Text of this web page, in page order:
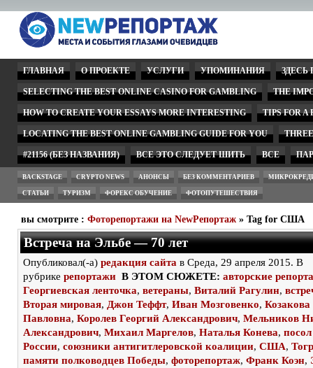
ГЛАВНАЯ О ПРОЕКТЕ УСЛУГИ УПОМИНАНИЯ
SELECTING THE BEST ONLINE CASINO FOR GAMBLING THE
HOW TO CREATE YOUR ESSAYS MORE INTERESTING TIPS FOR A
LOCATING THE BEST ONLINE GAMBLING GUIDE FOR YOU
#21156 (БЕЗ НАЗВАНИЯ) ВСЕ ЭТО СЛЕДУЕТ ШИТЬ ВСЕ
BACKSTAGE CRYPTO NEWS АНОНСЫ БЕЗ КОММЕНТАРИЕВ
СТАТЬИ ТУРИЗМ ФОРЕКС ОБУЧЕНИЕ ФОТОПУТЕШЕСТВИЯ
вы смотрите : Фоторепортажи на NewРепортаж » Tag for США
Встреча на Эльбе — 70 лет
Опубликовал(-а) редакция сайта в Среда, 29 апреля 2015. В
рубрике репортажи В ЭТОМ СЮЖЕТЕ: авторские
Георгиевская ленточка, ветераны, Виталий Рагулин,
Вторая мировая, Джон Теффт, Иван Мозговенко,
Павловна, Королев Георгий Александрович, Мельников
Александрович, Михаил Маргелов, Наталья Конева,
России, союзники антигитлеровской коалиции, США,
памяти полководцев Победы, фоторепортаж, Франк Коэн,